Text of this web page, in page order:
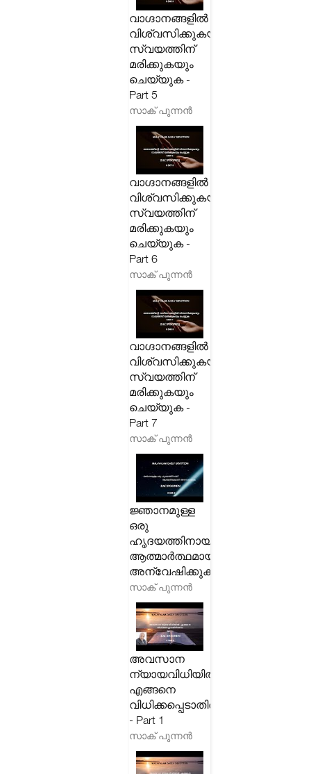
വാഗ്ദാനങ്ങളിൽ
വിശ്വസിക്കുകയും
സ്വയത്തിന്
മരിക്കുകയും
ചെയ്യുക -
Part 5
സാക് പുന്നൻ
വാഗ്ദാനങ്ങളിൽ
വിശ്വസിക്കുകയും
സ്വയത്തിന്
മരിക്കുകയും
ചെയ്യുക -
Part 6
സാക് പുന്നൻ
വാഗ്ദാനങ്ങളിൽ
വിശ്വസിക്കുകയും
സ്വയത്തിന്
മരിക്കുകയും
ചെയ്യുക -
Part 7
സാക് പുന്നൻ
ജ്ഞാനമുള്ള
ഒരു
ഹൃദയത്തിനായി
ആത്മാർത്ഥമായി
അന്വേഷിക്കുക
സാക് പുന്നൻ
അവസാന
ന്യായവിധിയിൽ
എങ്ങനെ
വിധിക്കപ്പെടാതിരിക്കാം
- Part 1
സാക് പുന്നൻ